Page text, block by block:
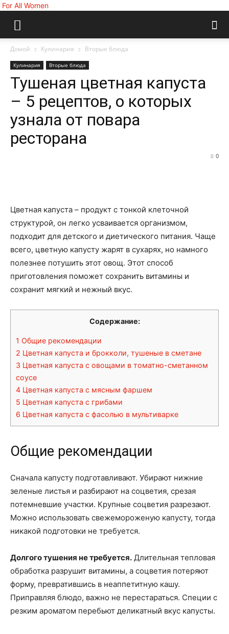
For All Women
Домой Кулинария Вторые блюда
Кулинария Вторые блюда
Тушеная цветная капуста
– 5 рецептов, о которых
узнала от повара
ресторана
0
Цветная капуста – продукт с тонкой клеточной
структурой, он легко усваивается организмом,
подходит для детского и диетического питания. Чаще
всего, цветную капусту жарят в сухарях, но намного
полезнее потушить этот овощ. Этот способ
приготовления поможет сохранить витамины и
сохранит мягкий и нежный вкус.
Содержание:
1 Общие рекомендации
2 Цветная капуста и брокколи, тушеные в сметане
3 Цветная капуста с овощами в томатно-сметанном
соусе
4 Цветная капуста с мясным фаршем
5 Цветная капуста с грибами
6 Цветная капуста с фасолью в мультиварке
Общие рекомендации
Сначала капусту подготавливают. Убирают нижние
зеленые листья и разбирают на соцветия, срезая
потемневшие участки. Крупные соцветия разрезают.
Можно использовать свежемороженую капусту, тогда
никакой подготовки не требуется.
Долгого тушения не требуется. Длительная тепловая
обработка разрушит витамины, а соцветия потеряют
форму, превратившись в неаппетитную кашу.
Приправляя блюдо, важно не перестараться. Специи с
резким ароматом перебьют деликатный вкус капусты.